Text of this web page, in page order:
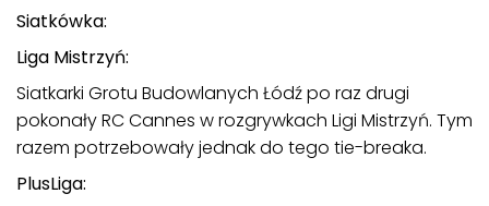
Siatkówka:
Liga Mistrzyń:
Siatkarki Grotu Budowlanych Łódź po raz drugi
pokonały RC Cannes w rozgrywkach Ligi Mistrzyń. Tym
razem potrzebowały jednak do tego tie-breaka.
PlusLiga: